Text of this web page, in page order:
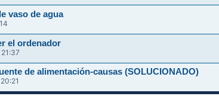
vaso de agua
el ordenador
de alimentación-causas (SOLUCIONADO)